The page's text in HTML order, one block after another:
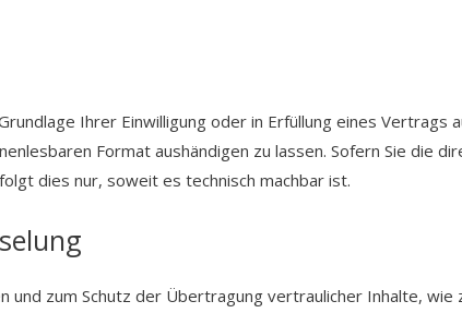
Ihrer Einwilligung oder in Erfüllung eines
Format aushändigen zu lassen. Sofern Sie die
dies nur, soweit es technisch machbar ist.
und zum Schutz der Übertragung vertraulicher Inhalte,